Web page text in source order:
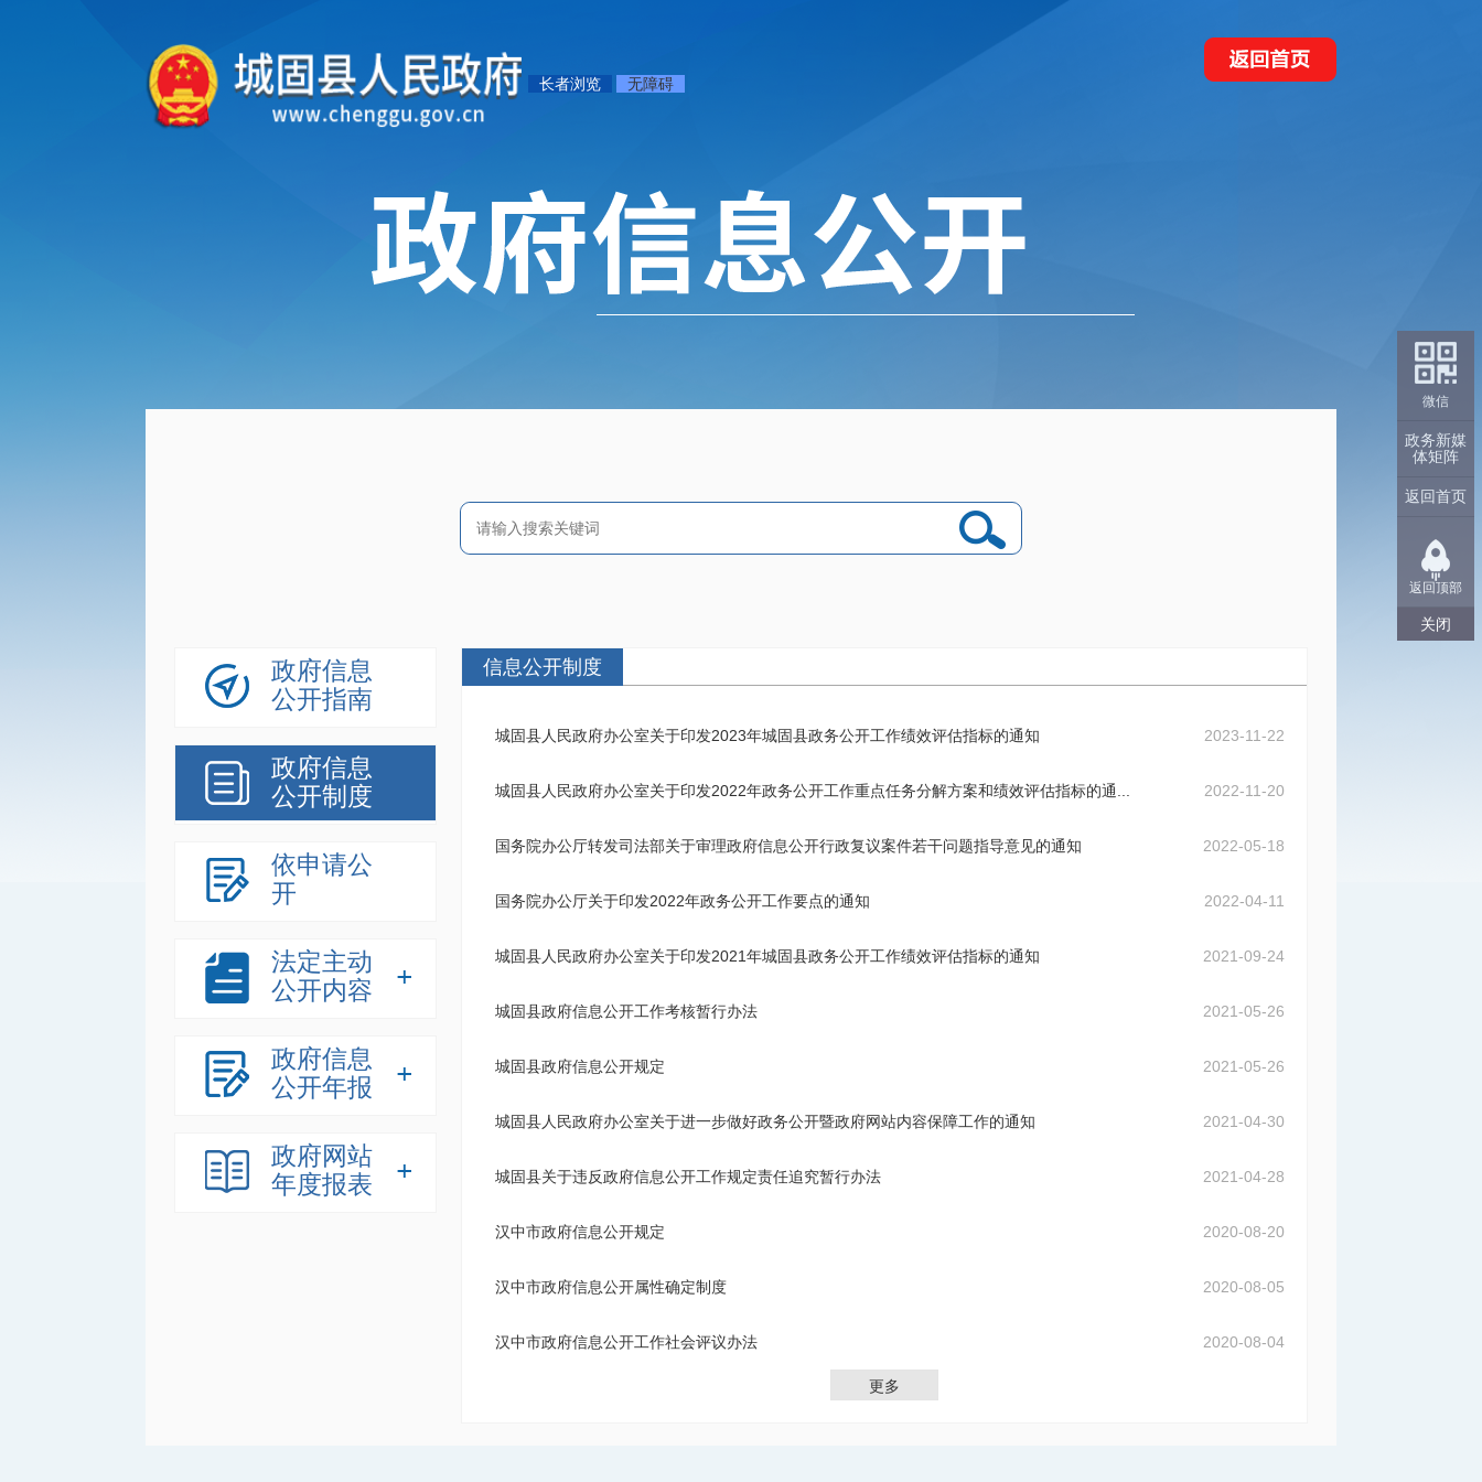
长者浏览 无障碍
政府信息
公开指南
政府信息
公开制度
依申请公
开
法定主动
公开内容
政府信息
公开年报
政府网站
年度报表
信息公开制度
城固县人民政府办公室关于印发2023年城固县政务公开工作绩效评估指标的通知 2023-11-22
城固县人民政府办公室关于印发2022年政务公开工作重点任务分解方案和绩效评估指标的通... 2022-11-20
国务院办公厅转发司法部关于审理政府信息公开行政复议案件若干问题指导意见的通知 2022-05-18
国务院办公厅关于印发2022年政务公开工作要点的通知 2022-04-11
城固县人民政府办公室关于印发2021年城固县政务公开工作绩效评估指标的通知 2021-09-24
城固县政府信息公开工作考核暂行办法 2021-05-26
城固县政府信息公开规定 2021-05-26
城固县人民政府办公室关于进一步做好政务公开暨政府网站内容保障工作的通知 2021-04-30
城固县关于违反政府信息公开工作规定责任追究暂行办法 2021-04-28
汉中市政府信息公开规定 2020-08-20
汉中市政府信息公开属性确定制度 2020-08-05
汉中市政府信息公开工作社会评议办法 2020-08-04
更多
微信
政务新媒
体矩阵
返回首页
返回顶部
关闭